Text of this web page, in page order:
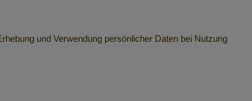
und Verwendung persönlicher Daten bei Nutzung